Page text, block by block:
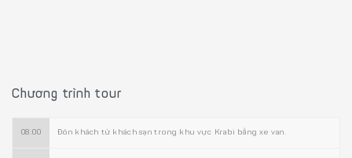
Chương trình tour
08:00 Đón khách từ khách sạn trong khu vực Krabi bằng xe van.